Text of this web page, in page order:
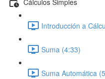
Introducción a
Suma (4:33)
Suma Automática